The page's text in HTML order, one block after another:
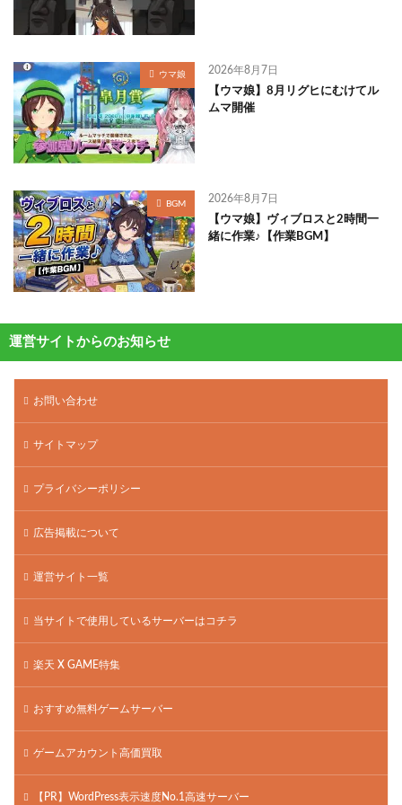
ウマ娘 2026年8月7日
【ウマ娘】8月リグヒにむけてル
ムマ開催
BGM 2026年8月7日
【ウマ娘】ヴィブロスと2時間一
緒に作業♪【作業BGM】
運営サイトからのお知らせ
お問い合わせ
サイトマップ
プライバシーポリシー
広告掲載について
運営サイト一覧
当サイトで使用しているサーバーはコチラ
楽天 X GAME特集
おすすめ無料ゲームサーバー
ゲームアカウント高価買取
【PR】WordPress表示速度No.1高速サーバー